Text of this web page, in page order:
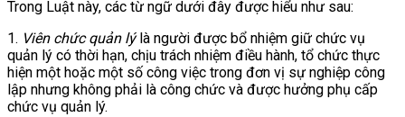
Trong Luật này, các từ ngữ dưới đây được hiểu như sau:
1. Viên chức quản lýlà người được bổ nhiệm giữ chức vụ
quản lý có thời hạn, chịu trách nhiệm điều hành, tổ chức thực
hiện một hoặc một số công việc trong đơn vị sự nghiệp công
lập nhưng không phải là công chức và được hưởng phụ cấp
chức vụ quản lý.